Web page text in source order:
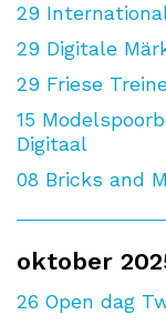
29
29 Digitale
29 Friese
15
Digitaal
08 Bricks and
oktober
26 Open dag